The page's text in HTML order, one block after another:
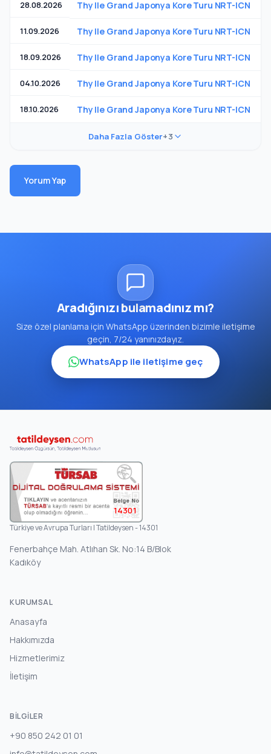
28.08.2026 Thy Ile Grand Japonya Kore Turu NRT-ICN
11.09.2026 Thy Ile Grand Japonya Kore Turu NRT-ICN
18.09.2026 Thy Ile Grand Japonya Kore Turu NRT-ICN
04.10.2026 Thy Ile Grand Japonya Kore Turu NRT-ICN
18.10.2026 Thy Ile Grand Japonya Kore Turu NRT-ICN
Daha Fazla Göster+3
Yorum Yap
Aradığınızı bulamadınız mı?
Size özel planlama için WhatsApp üzerinden bizimle iletişime
geçin, 7/24 yanınızdayız.
WhatsApp ile iletişime geç
14301
Türkiye ve Avrupa Turları | Tatildeysen - 14301
Fenerbahçe Mah. Atlıhan Sk. No:14 B/Blok
Kadıköy
KURUMSAL
Anasayfa
Hakkımızda
Hizmetlerimiz
İletişim
BILGILER
+90 850 242 01 01